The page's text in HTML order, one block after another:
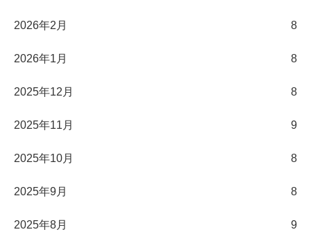
2026年2月 8
2026年1月 8
2025年12月 8
2025年11月 9
2025年10月 8
2025年9月 8
2025年8月 9